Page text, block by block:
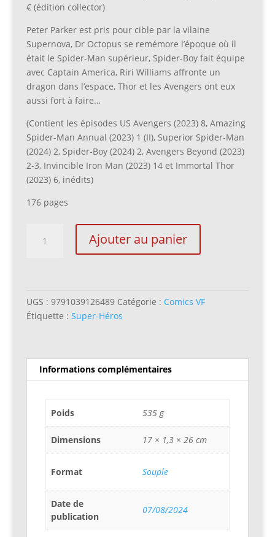
€ (édition collector)
Peter Parker est pris pour cible par la vilaine
Supernova, Dr Octopus se remémore l’époque où il
était le Spider-Man supérieur, Spider-Boy fait équipe
avec Captain America, Riri Williams affronte un
dragon dans l’espace, Thor et les Avengers ont eux
aussi fort à faire…
(Contient les épisodes US Avengers (2023) 8, Amazing
Spider-Man Annual (2023) 1 (II), Superior Spider-Man
(2024) 2, Spider-Boy (2024) 2, Avengers Beyond (2023)
2-3, Invincible Iron Man (2023) 14 et Immortal Thor
(2023) 6, inédits)
176 pages
N°08
Ajouter au panier
UGS : 9791039126489 Catégorie : Comics VF
Étiquette : Super-Héros
Informations complémentaires
Poids 535 g
Dimensions 17 × 1,3 × 26 cm
Format Souple
Date de
publication
07/08/2024